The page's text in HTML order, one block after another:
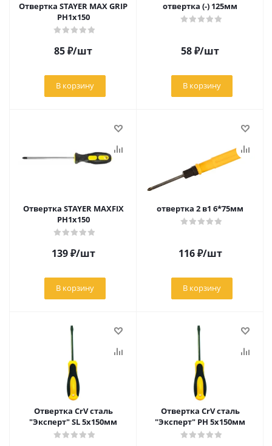
Отвертка STAYER MAX GRIP
PH1x150
85₽/шт
В корзину
отвертка (-) 125мм
58₽/шт
В корзину
Отвертка STAYER MAXFIX
PH1x150
139₽/шт
В корзину
отвертка 2 в1 6*75мм
116₽/шт
В корзину
Отвертка CrV сталь
"Эксперт" SL 5х150мм
Отвертка CrV сталь
"Эксперт" РН 5х150мм